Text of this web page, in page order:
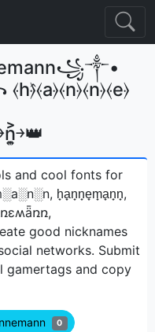
￫👑
and cool fonts for
h̟a̟n̟n̟e̟m̟a̟n̟n̟,
good nicknames
networks. Submit
gamertags and copy
0